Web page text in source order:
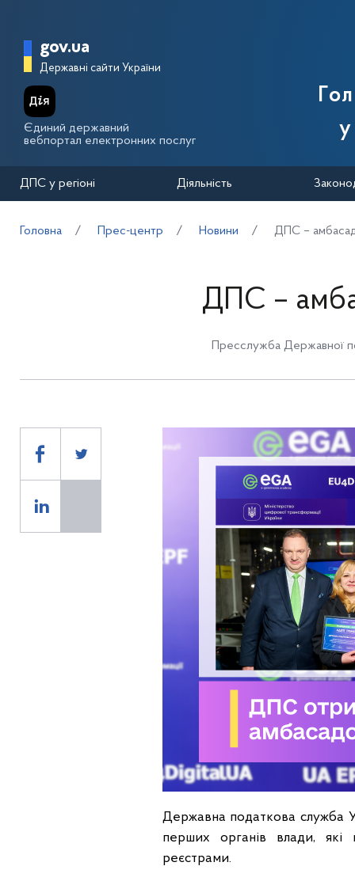
Головна сторінка Державної
gov.ua
Державні сайти України
Єдиний державний
вебпортал електронних послуг
ДПС у регіоні Діяльність
Головна Прес-центр Новини ДПС –
ДПС –
Пресслужба Державної
Державна податкова служба
перших органів влади,
реєстрами.